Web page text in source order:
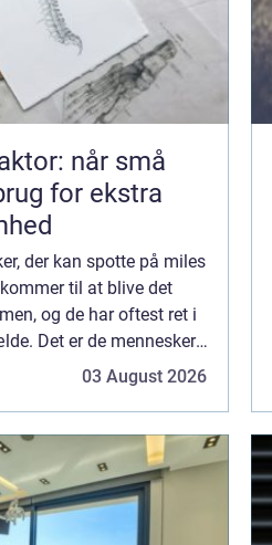
når små
for ekstra
der kan spotte på miles
til at blive det
og de har oftest ret i
Det er de mennesker,
til sig, inden det er
03 August 2026